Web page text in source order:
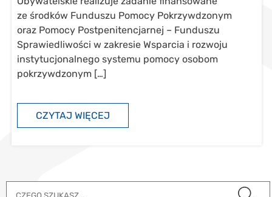
ze środków Funduszu Pomocy Pokrzywdzonym
oraz Pomocy Postpenitencjarnej – Funduszu
Sprawiedliwości w zakresie Wsparcia i rozwoju
instytucjonalnego systemu pomocy osobom
pokrzywdzonym […]
CZYTAJ WIĘCEJ